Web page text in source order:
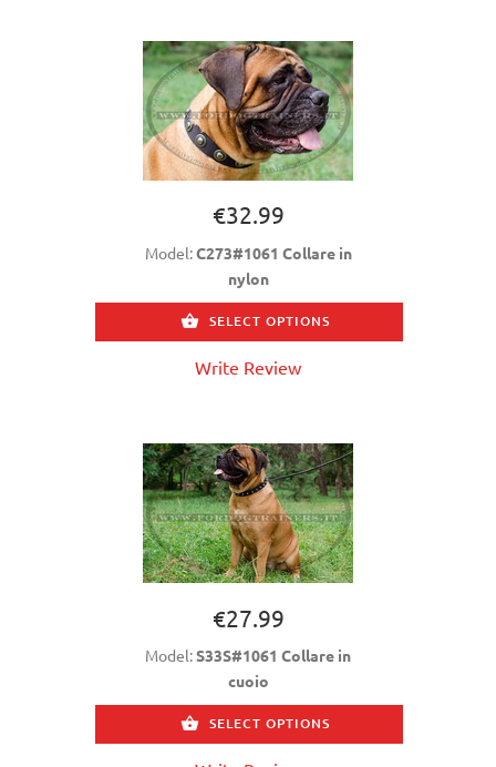
€32.99
Model:C273#1061 Collare in
nylon
SELECT OPTIONS
Write Review
€27.99
Model:S33S#1061 Collare in
cuoio
SELECT OPTIONS